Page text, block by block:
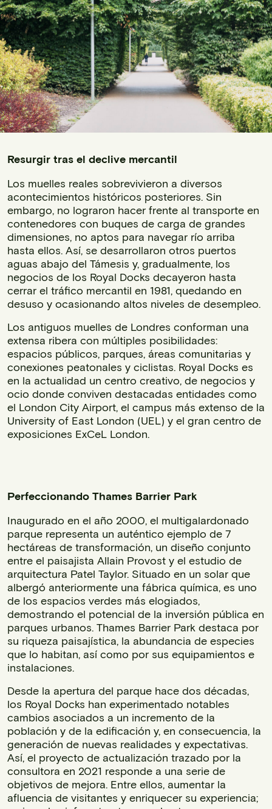
Resurgir tras el declive mercantil
Los muelles reales sobrevivieron a diversos
acontecimientos históricos posteriores. Sin
embargo, no lograron hacer frente al transporte en
contenedores con buques de carga de grandes
dimensiones, no aptos para navegar río arriba
hasta ellos. Así, se desarrollaron otros puertos
aguas abajo del Támesis y, gradualmente, los
negocios de los Royal Docks decayeron hasta
cerrar el tráfico mercantil en 1981, quedando en
desuso y ocasionando altos niveles de desempleo.
Los antiguos muelles de Londres conforman una
extensa ribera con múltiples posibilidades:
espacios públicos, parques, áreas comunitarias y
conexiones peatonales y ciclistas. Royal Docks es
en la actualidad un centro creativo, de negocios y
ocio donde conviven destacadas entidades como
el London City Airport, el campus más extenso de la
University of East London (UEL) y el gran centro de
exposiciones ExCeL London.
Perfeccionando Thames Barrier Park
Inaugurado en el año 2000, el multigalardonado
parque representa un auténtico ejemplo de 7
hectáreas de transformación, un diseño conjunto
entre el paisajista Allain Provost y el estudio de
arquitectura Patel Taylor. Situado en un solar que
albergó anteriormente una fábrica química, es uno
de los espacios verdes más elogiados,
demostrando el potencial de la inversión pública en
parques urbanos. Thames Barrier Park destaca por
su riqueza paisajística, la abundancia de especies
que lo habitan, así como por sus equipamientos e
instalaciones.
Desde la apertura del parque hace dos décadas,
los Royal Docks han experimentado notables
cambios asociados a un incremento de la
población y de la edificación y, en consecuencia, la
generación de nuevas realidades y expectativas.
Así, el proyecto de actualización trazado por la
consultora en 2021 responde a una serie de
objetivos de mejora. Entre ellos, aumentar la
afluencia de visitantes y enriquecer su experiencia;